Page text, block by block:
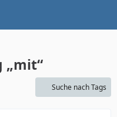
„mit“
Suche nach Tags